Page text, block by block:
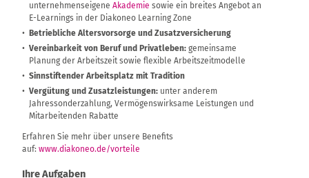
unternehmenseigene Akademie sowie ein breites Angebot an
E-Learnings in der Diakoneo Learning Zone
Betriebliche Altersvorsorge und Zusatzversicherung
Vereinbarkeit von Beruf und Privatleben: gemeinsame
Planung der Arbeitszeit sowie flexible Arbeitszeitmodelle
Sinnstiftender Arbeitsplatz mit Tradition
Vergütung und Zusatzleistungen: unter anderem
Jahressonderzahlung, Vermögenswirksame Leistungen und
Mitarbeitenden Rabatte
Erfahren Sie mehr über unsere Benefits
auf: www.diakoneo.de/vorteile
Ihre Aufgaben